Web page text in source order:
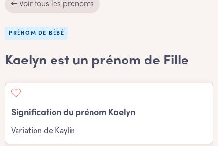
← Voir tous les prénoms
PRÉNOM DE BÉBÉ
Kaelyn est un prénom de Fille
Signification du prénom Kaelyn
Variation de Kaylin